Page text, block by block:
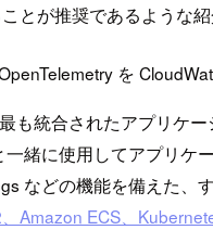
とが推奨であるような紹
を
も統合されたアプリケ
緒に使用してアプリケ
などの機能を備えた、
Amazon ECS、